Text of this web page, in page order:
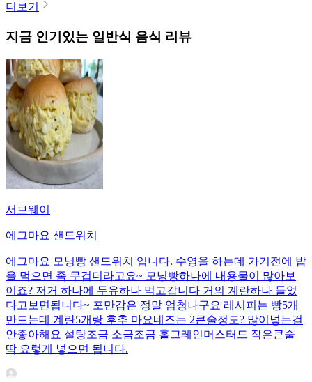
더보기
지금 인기있는 일반식 음식 리뷰
서브웨이
에그마요 샌드위치
에그마요 모닝빵 샌드위치 입니다. 수영을 하는데 가기전에 밥
을 먹으면 좀 무겁더라고요~ 모닝빵하나에 내용물이 많아보
이죠? 저거 하나에 두유하나 먹고갑니다 거의 계란하나 들었
다고보면됩니다~ 포만감은 정말 엄청나구요 레시피는 빵5개
만드는데 계란5개랑 후추 마요네즈는 2큰술정도? 많이넣는걸
안좋아해요 설탕조금 소금조금 홀그레인머스터드 작은큰술
딱 요렇게 넣으면 됩니다.